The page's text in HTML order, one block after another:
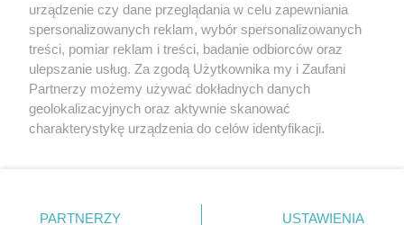
Forum Muratora
urządzenie czy dane przeglądania w celu zapewniania
spersonalizowanych reklam, wybór spersonalizowanych
treści, pomiar reklam i treści, badanie odbiorców oraz
ulepszanie usług. Za zgodą Użytkownika my i Zaufani
Partnerzy możemy używać dokładnych danych
geolokalizacyjnych oraz aktywnie skanować
charakterystykę urządzenia do celów identyfikacji.
zmienić/wycofać klikając przycisk ustawień prywatności
PARTNERZY USTAWIENIA